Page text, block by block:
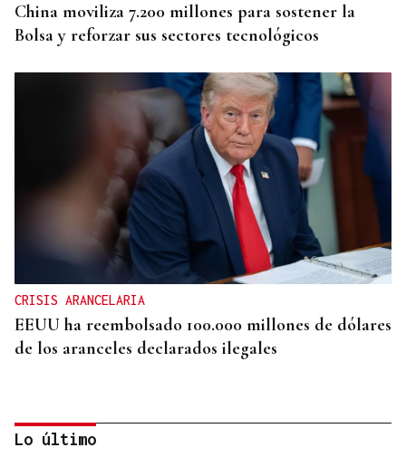
China moviliza 7.200 millones para sostener la
Bolsa y reforzar sus sectores tecnológicos
CRISIS ARANCELARIA
EEUU ha reembolsado 100.000 millones de dólares
de los aranceles declarados ilegales
Lo último